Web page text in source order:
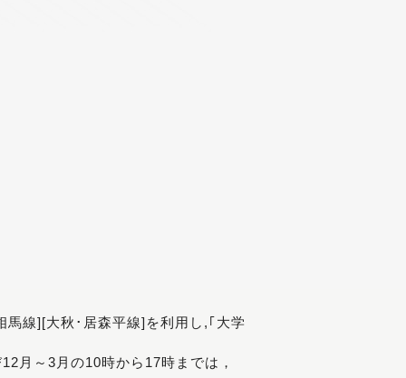
線][大秋･居森平線]を利用し,｢大学
月～3月の10時から17時までは，